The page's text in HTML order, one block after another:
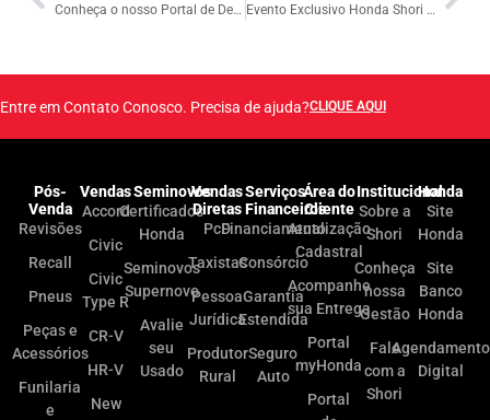
Conheça o nosso Portal de Denúncia Evento Exclusivo Honda Shori Sunset
Entre em Contato Conosco. Precisa de ajuda?CLIQUE AQUI
Pós-
Venda
Revisões
Recall
Pneus
Peças e
Acessórios
Funilaria
e
Vendas
Accord
Civic
Civic
Type R
CR-V
HR-V
New
Seminovos
Certificados
Honda
Seminovos
Supernovo
Avalie
seu
Usado
Vendas
Diretas
PcD
Taxistas
Pessoa
Jurídica
Produtor
Rural
Serviços
Financeiros
Financiamento
Consórcio
Garantia
Estendida
Seguro
Auto
Área do
Cliente
Atualização
Cadastral
Acompanhe
sua Entrega
Portal
myHonda
Portal
Institucional
Sobre a
Shori
Conheça
nossa
Gestão
Fale
com a
Shori
Honda
Site
Honda
Site
Banco
Honda
Agendamento
Digital